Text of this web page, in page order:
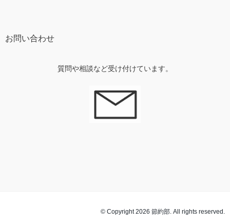
お問い合わせ
質問や相談など受け付けています。
© Copyright 2026 節約部. All rights reserved.